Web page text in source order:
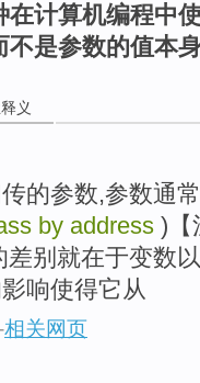
在计算机编程中
不是参数的值本
义
的参数,参数通
by address )【
差别就在于变数
响使得它从
-相关网页